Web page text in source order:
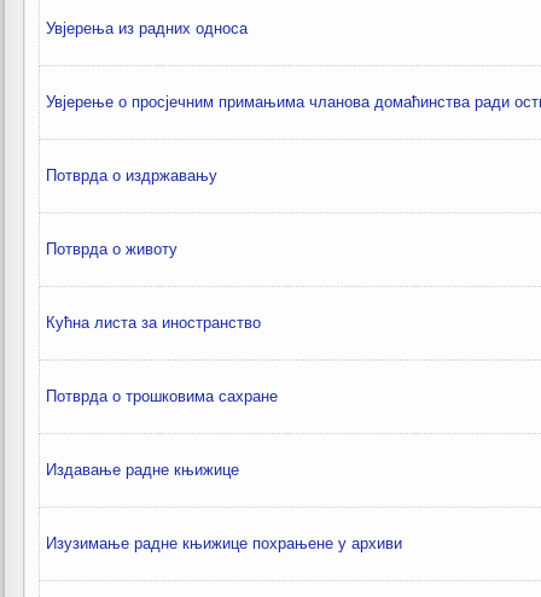
Увјерења из радних односа
Увјерење о просјечним примањима чланова домаћинства ради
Потврда о издржавању
Потврда о животу
Кућна листа за иностранство
Потврда о трошковима сахране
Издавање радне књижицe
Изузимање радне књижице похрањене у архиви